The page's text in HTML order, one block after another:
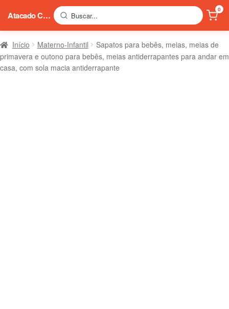
Início Materno-Infantil
Sapatos para bebês, meias, meias de
primavera e outono para bebês, meias antiderrapantes para andar em
casa, com sola macia antiderrapante
Atacado China Buscar...
0